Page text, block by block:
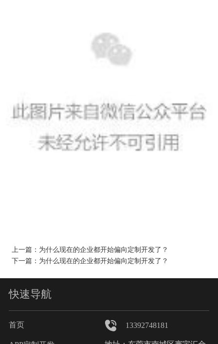
上一篇： 为什么现在的企业都开始偏向定制开发了？
下一篇： 为什么现在的企业都开始偏向定制开发了？
快速导航
首页 13392748181